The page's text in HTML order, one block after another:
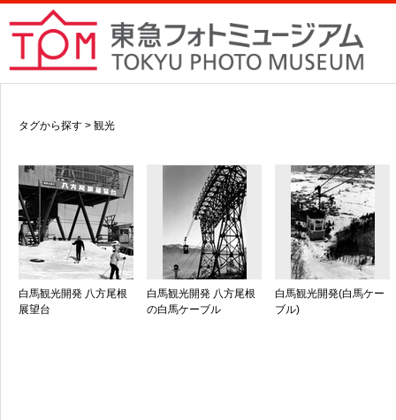
タグから探す > 観光
白馬観光開発 八方尾根
展望台
白馬観光開発 八方尾根
の白馬ケーブル
白馬観光開発(白馬ケー
ブル)